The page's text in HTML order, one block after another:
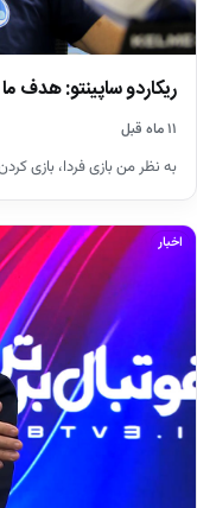
ریکاردو ساپینتو:
۱۱ ماه قبل
به نظر من بازی فردا، بازی
اخبار